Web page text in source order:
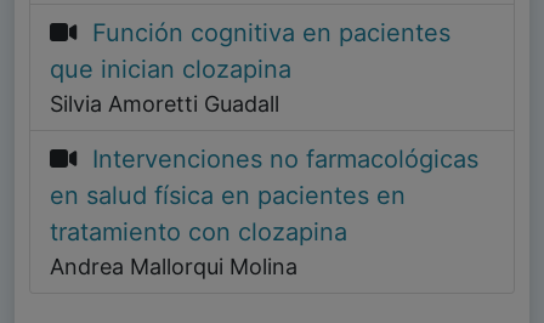
Función cognitiva en pacientes
que inician clozapina
Silvia Amoretti Guadall
Intervenciones no farmacológicas
en salud física en pacientes en
tratamiento con clozapina
Andrea Mallorqui Molina